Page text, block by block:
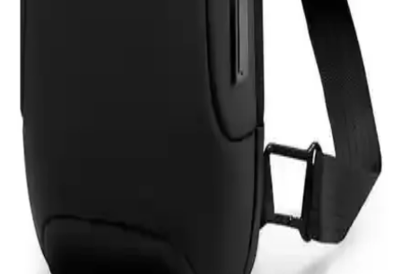
Samsung Galaxy Tab S9 FE+ Plus için tasarlanmış nano cam ekran
koruyucu, yüksek dayanıklılık ve net görüntü sağlar. Kolay
uygulama ve göz yorgunluğunu azaltıcı özellikleriyle ekran
Asfal Apple Watch Uyumlu 42-49 mm Kordonlar
Detaylı İnceleme ve Özellikleri
Asfal markasının Apple Watch uyumlu, çeşitli renk ve boyut
seçenekleriyle yüksek kaliteli kordonları, estetik ve dayanıklılık
sunarak kullanım konforu sağlar.
Mark Ryden Lexus MR-7510 USB Şarj Portlu
Omuz Çantası İnceleme ve Özellikleri